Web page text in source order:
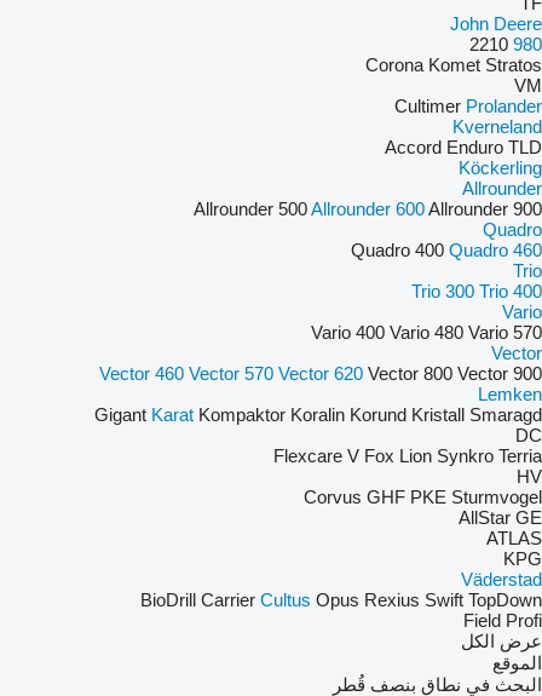
John Deere
980
2210
Corona Komet Stratos
VM
Cultimer Prolander
Kverneland
Accord Enduro TLD
Köckerling
Allrounder
Allrounder 500Allrounder 600Allrounder 900
Quadro
Quadro 400 Quadro 460
Trio
Trio 300 Trio 400
Vario
Vario 400 Vario 480 Vario 570
Vector
Vector 460 Vector 570 Vector 620 Vector 800 Vector 900
Lemken
Gigant Karat Kompaktor Koralin Korund Kristall Smaragd
DC
Flexcare V Fox Lion Synkro Terria
HV
Corvus GHF PKE Sturmvogel
AllStar GE
ATLAS
KPG
Väderstad
BioDrill Carrier Cultus Opus Rexius Swift TopDown
Field Profi
عرض الكل
الموقع
البحث في نطاق بنصف قُطر